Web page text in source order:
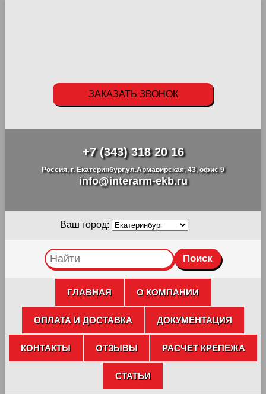
+7 (343) 318 20 16
Россия, г. Екатеринбург,ул.Армавирская, 43, офис 9
info@interarm-ekb.ru
ЗАКАЗАТЬ ЗВОНОК
Ваш город:
ГЛАВНАЯ О КОМПАНИИ
ОПЛАТА И ДОСТАВКА ДОКУМЕНТАЦИЯ
КОНТАКТЫ ОТЗЫВЫ РАСЧЕТ КРЕПЕЖА
СТАТЬИ